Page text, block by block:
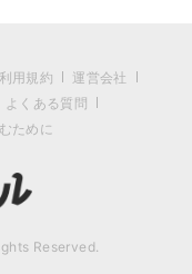
利用規約
運営会社
よくある質問
ために
Reserved.